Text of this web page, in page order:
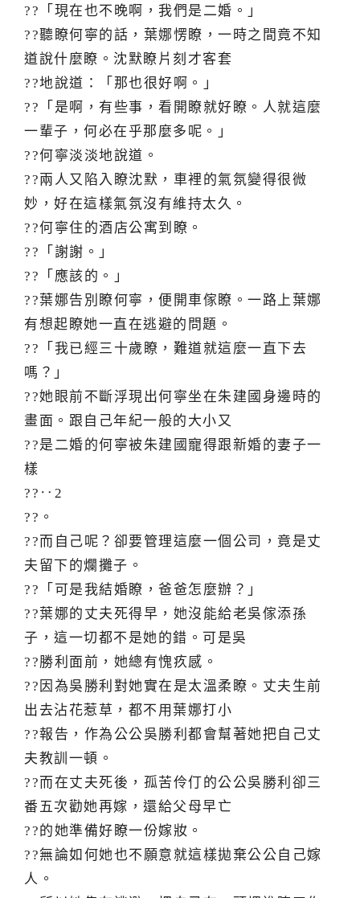
??「現在也不晚啊，我們是二婚。」
??聽瞭何寧的話，葉娜愣瞭，一時之間竟不知
道說什麼瞭。沈默瞭片刻才客套
??地說道：「那也很好啊。」
??「是啊，有些事，看開瞭就好瞭。人就這麼
一輩子，何必在乎那麼多呢。」
??何寧淡淡地說道。
??兩人又陷入瞭沈默，車裡的氣氛變得很微
妙，好在這樣氣氛沒有維持太久。
??何寧住的酒店公寓到瞭。
??「謝謝。」
??「應該的。」
??葉娜告別瞭何寧，便開車傢瞭。一路上葉娜
有想起瞭她一直在逃避的問題。
??「我已經三十歲瞭，難道就這麼一直下去
嗎？」
??她眼前不斷浮現出何寧坐在朱建國身邊時的
畫面。跟自己年紀一般的大小又
??是二婚的何寧被朱建國寵得跟新婚的妻子一
樣
??‥2
??。
??而自己呢？卻要管理這麼一個公司，竟是丈
夫留下的爛攤子。
??「可是我結婚瞭，爸爸怎麼辦？」
??葉娜的丈夫死得早，她沒能給老吳傢添孫
子，這一切都不是她的錯。可是吳
??勝利面前，她總有愧疚感。
??因為吳勝利對她實在是太溫柔瞭。丈夫生前
出去沾花惹草，都不用葉娜打小
??報告，作為公公吳勝利都會幫著她把自己丈
夫教訓一頓。
??而在丈夫死後，孤苦伶仃的公公吳勝利卻三
番五次勸她再嫁，還給父母早亡
??的她準備好瞭一份嫁妝。
??無論如何她也不願意就這樣拋棄公公自己嫁
人。